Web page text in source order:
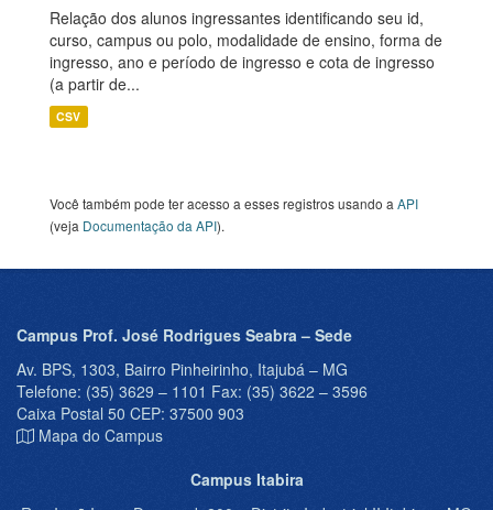
Relação dos alunos ingressantes identificando seu id,
curso, campus ou polo, modalidade de ensino, forma de
ingresso, ano e período de ingresso e cota de ingresso
(a partir de...
CSV
Você também pode ter acesso a esses registros usando a API
(veja Documentação da API).
Campus Prof. José Rodrigues Seabra – Sede
Av. BPS, 1303, Bairro Pinheirinho, Itajubá – MG
Telefone: (35) 3629 – 1101 Fax: (35) 3622 – 3596
Caixa Postal 50 CEP: 37500 903
Mapa do Campus
Campus Itabira